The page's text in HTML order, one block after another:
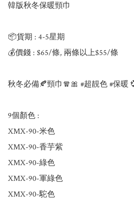
韓版秋冬保暖頸巾
📦貨期 : 4-5星期
💰價錢 : $65/條, 兩條以上$55/條
秋冬必備🍂頸巾🧣🎀 #超靚色 #保暖
9個顏色 :
XMX-90-米色
XMX-90-香芋紫
XMX-90-綠色
XMX-90-軍綠色
XMX-90-駝色